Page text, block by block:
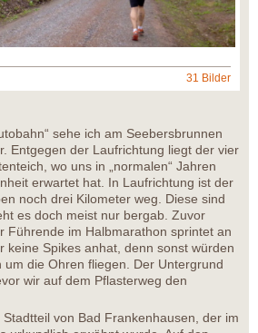
31 Bilder
sehe ich am Seebersbrunnen
Entgegen der Laufrichtung liegt der vier
wo uns in „normalen“ Jahren
erwartet hat. In Laufrichtung ist der
noch drei Kilometer weg. Diese sind
es doch meist nur bergab. Zuvor
Führende im Halbmarathon sprintet an
keine Spikes anhat, denn sonst würden
um die Ohren fliegen. Der Untergrund
wir auf dem Pflasterweg den
von Bad Frankenhausen, der im